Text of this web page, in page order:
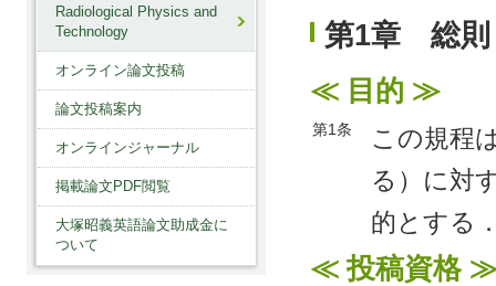
第1章 総則
≪ 目的 ≫
第1条
この規程
る）に対
的とする
≪ 投稿資格
Radiological Physics and
Technology
オンライン論文投稿
論文投稿案内
オンラインジャーナル
掲載論文PDF閲覧
大塚昭義英語論文助成金に
ついて